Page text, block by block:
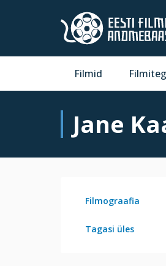
Filmid
Jane
Filmograafia
Tagasi üles